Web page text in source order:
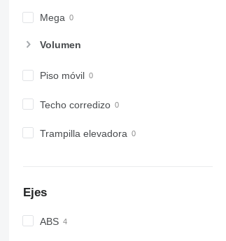
Mega
Volumen
Piso móvil
Techo corredizo
Trampilla elevadora
Ejes
ABS